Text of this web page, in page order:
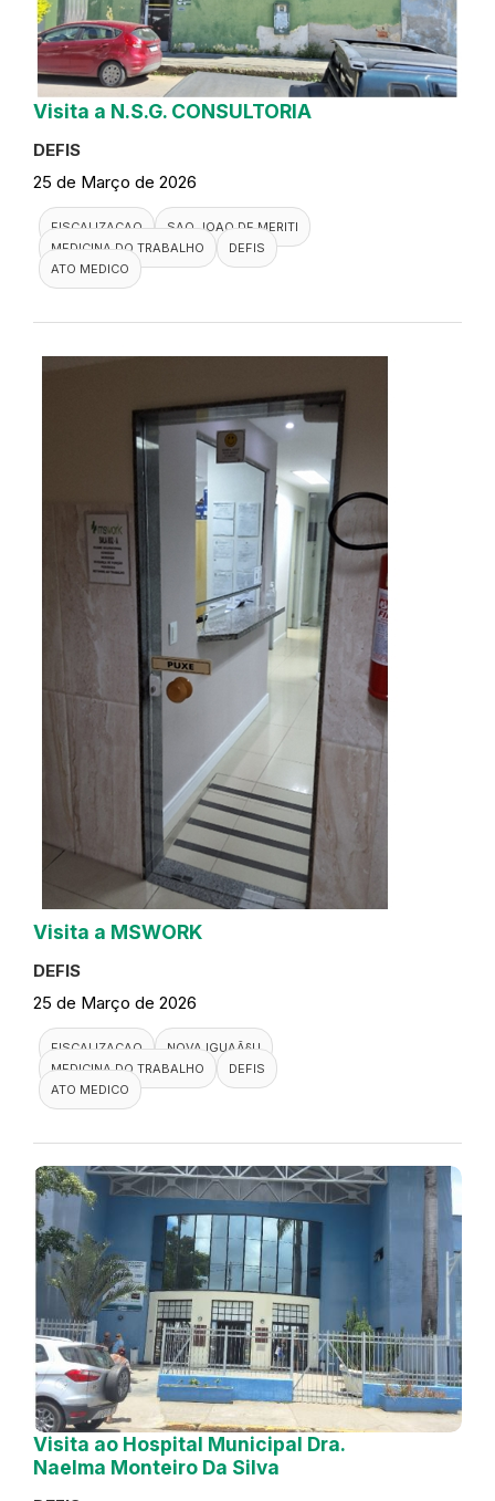
Visita a N.S.G. CONSULTORIA
DEFIS
25 de Março de 2026
FISCALIZACAO
SAO JOAO DE MERITI
MEDICINA DO TRABALHO
DEFIS
ATO MEDICO
Visita a MSWORK
DEFIS
25 de Março de 2026
FISCALIZACAO
NOVA IGUAÃ§U
MEDICINA DO TRABALHO
DEFIS
ATO MEDICO
Visita ao Hospital Municipal Dra.
Naelma Monteiro Da Silva